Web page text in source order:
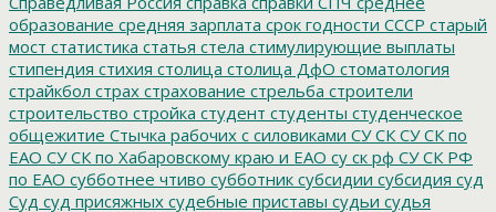
образование средняя зарплата срок годности СССР старый
мост статистика статья стела стимулирующие выплаты
стипендия стихия столица столица ДфО стоматология
страйкбол страх страхование стрельба строители
строительство стройка студент студенты студенческое
общежитие Стычка рабочих с силовиками СУ СК СУ СК по
ЕАО СУ СК по Хабаровскому краю и ЕАО су ск рф СУ СК РФ
по ЕАО субботнее чтиво субботник субсидии субсидия суд
Суд суд присяжных судебные приставы судьи судья